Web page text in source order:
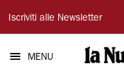
La
Nuova
Ferrara
Iscriviti alle Newsletter
MENU